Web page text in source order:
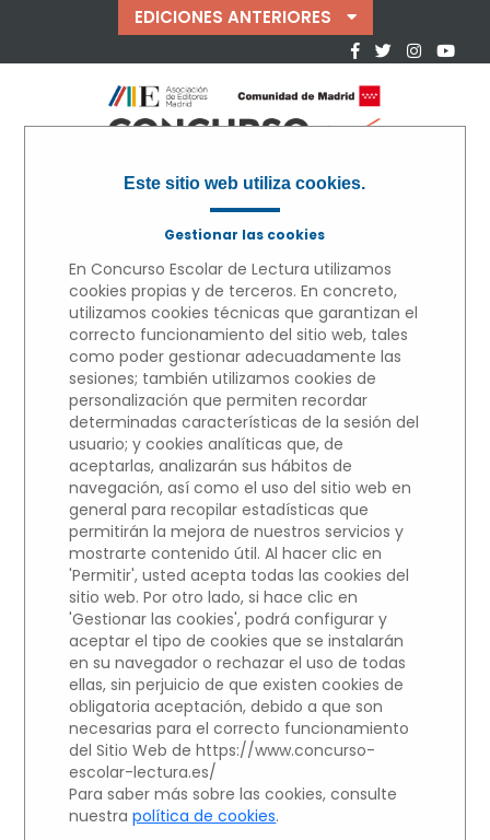
EDICIONES ANTERIORES
« VOLVER
MICRORRELATOS
Edición 2021/2022
Participantes del centros educativo
COLEGIO SANTA MARÍA LA
BLANCA
NIVEL 2: Alumnos de 3 y 4 de ESO
Haz clic sobre el nombre del
alumno para escuchar su
Microrrelato.
Aitana Rodríguez De Cabo
Este sitio web utiliza cookies.
Gestionar las cookies
En Concurso Escolar de Lectura utilizamos
cookies propias y de terceros. En concreto,
utilizamos cookies técnicas que garantizan el
correcto funcionamiento del sitio web, tales
como poder gestionar adecuadamente las
sesiones; también utilizamos cookies de
personalización que permiten recordar
determinadas características de la sesión del
usuario; y cookies analíticas que, de
aceptarlas, analizarán sus hábitos de
navegación, así como el uso del sitio web en
general para recopilar estadísticas que
permitirán la mejora de nuestros servicios y
mostrarte contenido útil. Al hacer clic en
'Permitir', usted acepta todas las cookies del
sitio web. Por otro lado, si hace clic en
'Gestionar las cookies', podrá configurar y
aceptar el tipo de cookies que se instalarán
en su navegador o rechazar el uso de todas
ellas, sin perjuicio de que existen cookies de
obligatoria aceptación, debido a que son
necesarias para el correcto funcionamiento
del Sitio Web de https://www.concurso-
escolar-lectura.es/
Para saber más sobre las cookies, consulte
nuestrapolítica de cookies.